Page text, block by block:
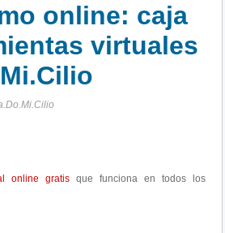
online: caja
virtuales
online gratis que funciona en todos los